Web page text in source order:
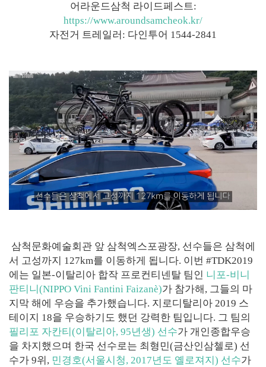
어라운드삼척 라이드페스트:
https://www.aroundsamcheok.kr/
자전거 트레일러: 다인투어 1544-2841
삼척문화예술회관 앞 삼척엑스포광장, 선수들은 삼척에
서 고성까지 127km를 이동하게 됩니다. 이번 #TDK2019
에는 일본-이탈리아 합작 프로컨티넨탈 팀인 니포-비니
판티니(NIPPO Vini Fantini Faizanè)가 참가해, 그들의 마
지막 해에 우승을 추가했습니다. 지로디탈리아 2019 스
테이지 18을 우승하기도 했던 강력한 팀입니다. 그 팀의
필리포 자칸티(이탈리아, 95년생) 선수가 개인종합우승
을 차지했으며 한국 선수로는 최형민(금산인삼첼로) 선
수가 9위, 민경호(서울시청, 2017년도 옐로져지) 선수가